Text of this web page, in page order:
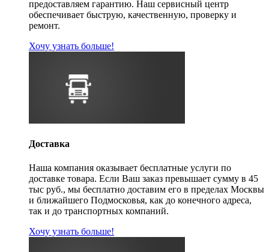
предоставляем гарантию. Наш сервисный центр
обеспечивает быструю, качественную, проверку и
ремонт.
Хочу узнать больше!
Доставка
Наша компания оказывает бесплатные услуги по
доставке товара. Если Ваш заказ превышает сумму в 45
тыс руб., мы бесплатно доставим его в пределах Москвы
и ближайшего Подмосковья, как до конечного адреса,
так и до транспортных компаний.
Хочу узнать больше!